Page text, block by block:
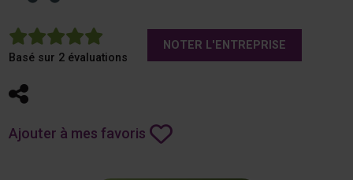
5
Basé sur 2 évaluations
NOTER L'ENTREPRISE
Partager
Ajouter à mes favoris